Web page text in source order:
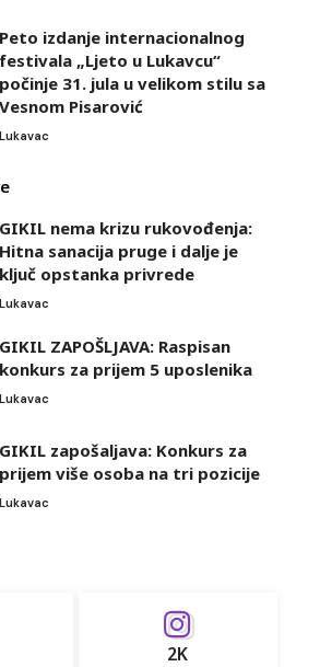
Peto izdanje internacionalnog
festivala „Ljeto u Lukavcu“
počinje 31. jula u velikom stilu sa
Vesnom Pisarović
Lukavac
GIKIL nema krizu rukovođenja:
Hitna sanacija pruge i dalje je
ključ opstanka privrede
Lukavac
GIKIL ZAPOŠLJAVA: Raspisan
konkurs za prijem 5 uposlenika
Lukavac
GIKIL zapošaljava: Konkurs za
prijem više osoba na tri pozicije
Lukavac
2K